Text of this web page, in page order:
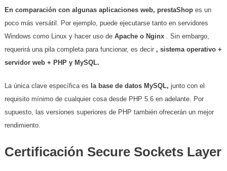
En comparación con algunas aplicaciones web, prestaShopes un
poco más versátil. Por ejemplo, puede ejecutarse tanto en servidores
Windows como Linux y hacer uso de Apache o Nginx. Sin embargo,
requerirá una pila completa para funcionar, es decir , sistema operativo +
servidor web + PHP y MySQL.
La única clave específica es la base de datos MySQL, junto con el
requisito mínimo de cualquier cosa desde PHP 5.6 en adelante. Por
supuesto, las versiones superiores de PHP también ofrecerán un mejor
rendimiento.
Certificación Secure Sockets Layer